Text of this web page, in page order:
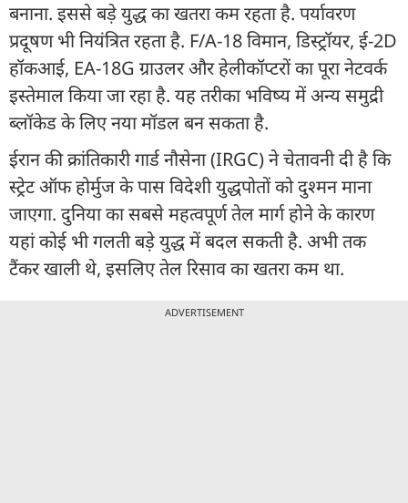
बनाना. इससे बड़े युद्ध का खतरा कम रहता है. पर्यावरण
प्रदूषण भी नियंत्रित रहता है. F/A-18 विमान, डिस्ट्रॉयर, ई-2D
हॉकआई, EA-18G ग्राउलर और हेलीकॉप्टरों का पूरा नेटवर्क
इस्तेमाल किया जा रहा है. यह तरीका भविष्य में अन्य समुद्री
ब्लॉकेड के लिए नया मॉडल बन सकता है.
ईरान की क्रांतिकारी गार्ड नौसेना (IRGC) ने चेतावनी दी है कि
स्ट्रेट ऑफ होर्मुज के पास विदेशी युद्धपोतों को दुश्मन माना
जाएगा. दुनिया का सबसे महत्वपूर्ण तेल मार्ग होने के कारण
यहां कोई भी गलती बड़े युद्ध में बदल सकती है. अभी तक
टैंकर खाली थे, इसलिए तेल रिसाव का खतरा कम था.
ADVERTISEMENT